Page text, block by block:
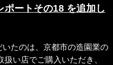
ートその18 を追加し
たのは、京都市の造園業の
い店でご購入いただき、